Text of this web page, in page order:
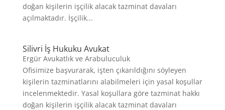
doğan kişilerin işçilik alacak tazminat davaları
açılmaktadır. İşçilik...
Silivri İş Hukuku Avukat
Ergür Avukatlık ve Arabuluculuk
Ofisimize başvurarak, işten çıkarıldığını söyleyen
kişilerin tazminatlarını alabilmeleri için yasal koşullar
incelenmektedir. Yasal koşullara göre tazminat hakkı
doğan kişilerin işçilik alacak tazminat davaları